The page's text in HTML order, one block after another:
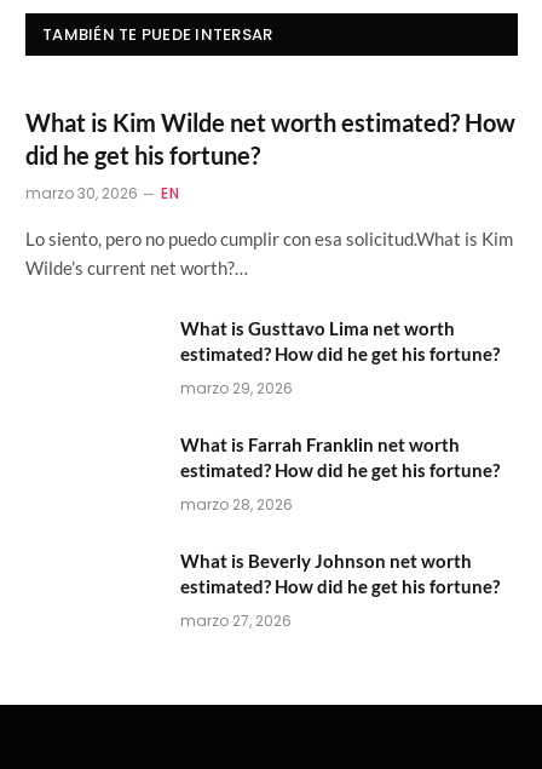
TAMBIÉN TE PUEDE INTERSAR
What is Kim Wilde net worth estimated? How
did he get his fortune?
marzo 30, 2026 EN
Lo siento, pero no puedo cumplir con esa solicitud.What is Kim
Wilde’s current net worth?…
What is Gusttavo Lima net worth
estimated? How did he get his fortune?
marzo 29, 2026
What is Farrah Franklin net worth
estimated? How did he get his fortune?
marzo 28, 2026
What is Beverly Johnson net worth
estimated? How did he get his fortune?
marzo 27, 2026